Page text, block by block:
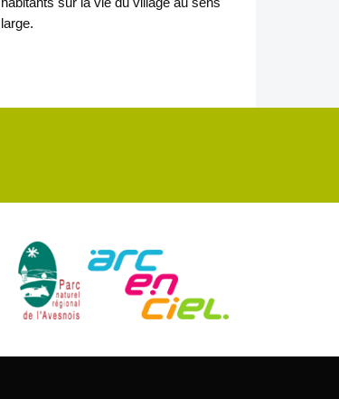
large.